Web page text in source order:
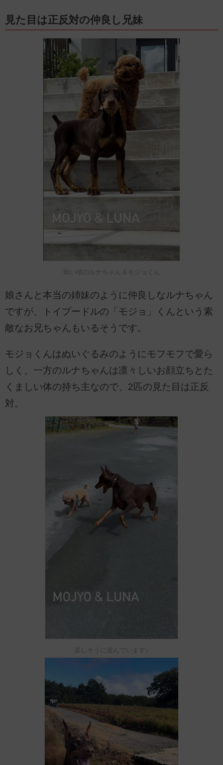
見た目は正反対の仲良し兄妹
幼い頃のルナちゃん＆モジョくん
娘さんと本当の姉妹のように仲良しなルナちゃん
ですが、トイプードルの「モジョ」くんという素
敵なお兄ちゃんもいるそうです。
モジョくんはぬいぐるみのようにモフモフで愛ら
しく、一方のルナちゃんは凛々しいお顔立ちとた
くましい体の持ち主なので、2匹の見た目は正反
対。
楽しそうに遊んでいます♪